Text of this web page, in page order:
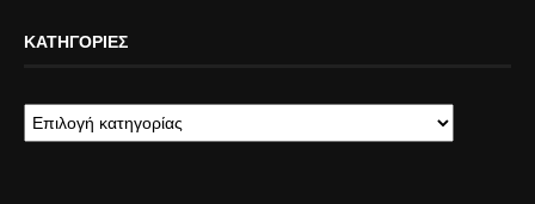
ΚΑΤΗΓΟΡΊΕΣ